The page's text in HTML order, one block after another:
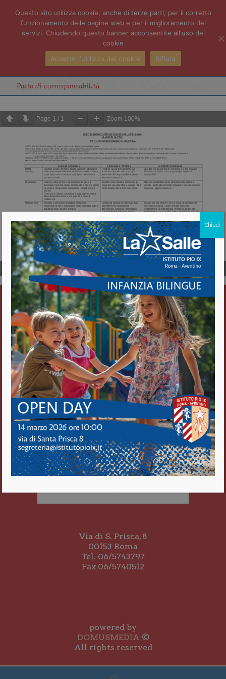
Patto di corresponsabilità
Page 1 / 1 Zoom 100%
Page1/1 100%
Istituto Pio IX
Roma Aventino
Fratelli delle Scuole Cristiane
Via di S. Prisca, 8
00153 Roma
Tel. 06/5743797
Fax 06/5740512
powered by
DOMUSMEDIA ©
All rights reserved
Chiudi
Questo sito utilizza cookie, anche di terze parti, per il corretto
funzionamento delle pagine web e per il miglioramento dei
servizi. Chiudendo questo banner acconsentite all'uso dei
cookie
Accetto l'utilizzo dei cookie
Rifiuta